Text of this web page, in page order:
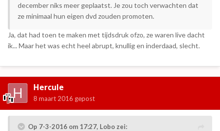
december niks meer geplaatst. Je zou toch verwachten dat
ze minimaal hun eigen dvd zouden promoten.
Ja, dat had toen te maken met tijdsdruk ofzo, ze waren live dacht
ik... Maar het was echt heel abrupt, knullig en inderdaad, slecht.
Hercule
8 maart 2016 gepost
Op 7-3-2016 om 17:27, Lobo zei: